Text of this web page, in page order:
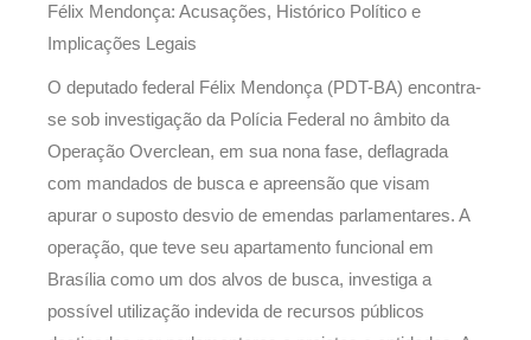
Félix Mendonça: Acusações, Histórico Político e
Implicações Legais
O deputado federal Félix Mendonça (PDT-BA) encontra-
se sob investigação da Polícia Federal no âmbito da
Operação Overclean, em sua nona fase, deflagrada
com mandados de busca e apreensão que visam
apurar o suposto desvio de emendas parlamentares. A
operação, que teve seu apartamento funcional em
Brasília como um dos alvos de busca, investiga a
possível utilização indevida de recursos públicos